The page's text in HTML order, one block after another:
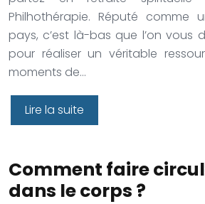
Philhothérapie. Réputé comme
pays, c’est là-bas que l’on vous
pour réaliser un véritable
moments de…
Lire la suite
Comment faire
dans le corps ?